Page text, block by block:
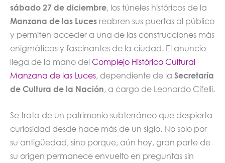
sábado 27 de diciembre, los túneles históricos de la
Manzana de las Luces reabren sus puertas al público
y permiten acceder a una de las construcciones más
enigmáticas y fascinantes de la ciudad. El anuncio
llega de la mano del Complejo Histórico Cultural
Manzana de las Luces, dependiente de la Secretaría
de Cultura de la Nación, a cargo de Leonardo Cifelli.
Se trata de un patrimonio subterráneo que despierta
curiosidad desde hace más de un siglo. No solo por
su antigüedad, sino porque, aún hoy, gran parte de
su origen permanece envuelto en preguntas sin